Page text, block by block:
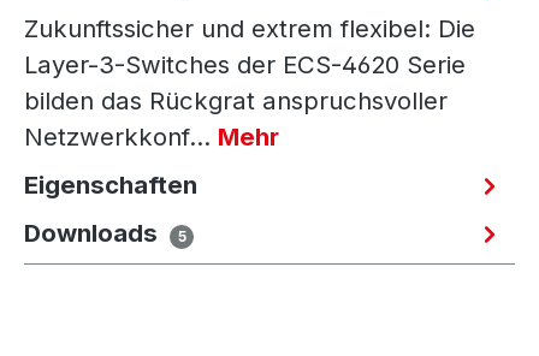
Zukunftssicher und extrem flexibel: Die
Layer-3-Switches der ECS-4620 Serie
bilden das Rückgrat anspruchsvoller
Netzwerkkonf… Mehr
Eigenschaften
Downloads
5